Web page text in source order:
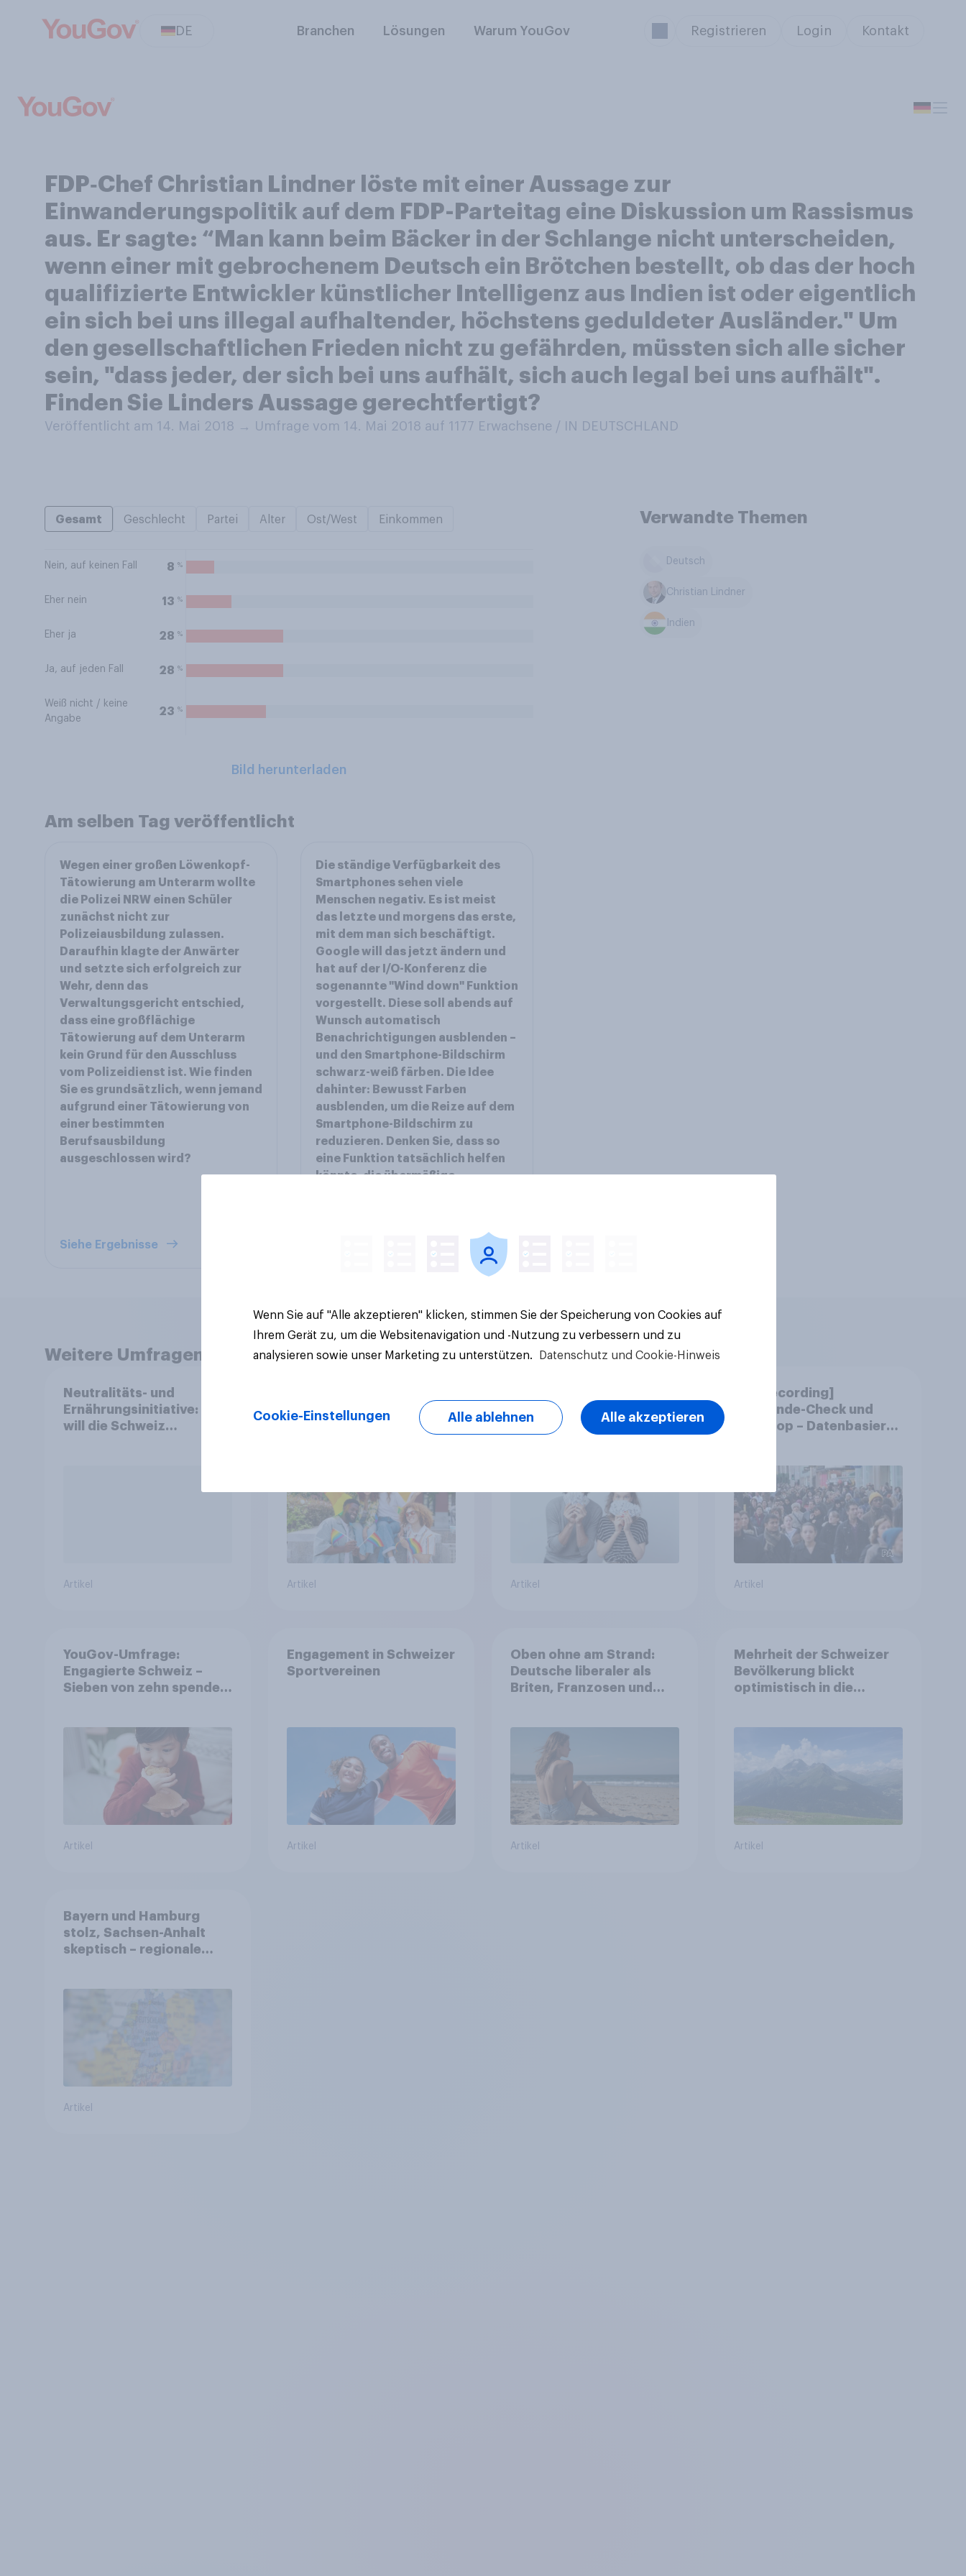
DE Branchen Lösungen Warum YouGov Registrieren Login Kontakt
FDP‑Chef Christian Lindner löste mit einer Aussage zur
Einwanderungspolitik auf dem FDP-Parteitag eine Diskussion um Rassismus
aus. Er sagte: “Man kann beim Bäcker in der Schlange nicht unterscheiden,
wenn einer mit gebrochenem Deutsch ein Brötchen bestellt, ob das der hoch
qualifizierte Entwickler künstlicher Intelligenz aus Indien ist oder eigentlich
ein sich bei uns illegal aufhaltender, höchstens geduldeter Ausländer." Um
den gesellschaftlichen Frieden nicht zu gefährden, müssten sich alle sicher
sein, "dass jeder, der sich bei uns aufhält, sich auch legal bei uns aufhält".
Finden Sie Linders Aussage gerechtfertigt?
Veröffentlicht am 14. Mai 2018 → Umfrage vom 14. Mai 2018 auf 1177 Erwachsene / IN DEUTSCHLAND
Gesamt Geschlecht Partei Alter Ost/West Einkommen
Nein, auf keinen Fall 8 %
Eher nein 13 %
Eher ja 28 %
Ja, auf jeden Fall 28 %
Weiß nicht / keine
Angabe
23 %
Bild herunterladen
Verwandte Themen
Deutsch
Christian Lindner
Indien
Am selben Tag veröffentlicht
Wegen einer großen Löwenkopf-
Tätowierung am Unterarm wollte
die Polizei NRW einen Schüler
zunächst nicht zur
Polizeiausbildung zulassen.
Daraufhin klagte der Anwärter
und setzte sich erfolgreich zur
Wehr, denn das
Verwaltungsgericht entschied,
dass eine großflächige
Tätowierung auf dem Unterarm
kein Grund für den Ausschluss
vom Polizeidienst ist. Wie finden
Sie es grundsätzlich, wenn jemand
aufgrund einer Tätowierung von
einer bestimmten
Berufsausbildung
ausgeschlossen wird?
Siehe Ergebnisse
Die ständige Verfügbarkeit des
Smartphones sehen viele
Menschen negativ. Es ist meist
das letzte und morgens das erste,
mit dem man sich beschäftigt.
Google will das jetzt ändern und
hat auf der I/O-Konferenz die
sogenannte "Wind down" Funktion
vorgestellt. Diese soll abends auf
Wunsch automatisch
Benachrichtigungen ausblenden –
und den Smartphone-Bildschirm
schwarz-weiß färben. Die Idee
dahinter: Bewusst Farben
ausblenden, um die Reize auf dem
Smartphone-Bildschirm zu
reduzieren. Denken Sie, dass so
eine Funktion tatsächlich helfen
könnte, die übermäßige
Weitere Umfragen anzeigen
Neutralitäts- und
Ernährungsinitiative: Wie
will die Schweiz
Artikel
2026: Zwischen Haltung
und Wirkung
Artikel
sprechen die Deutschen
eigentlich über Geld?
Artikel
[CH Recording]
Gemeinde-Check und
StratPop – Datenbasierte
Artikel
YouGov-Umfrage:
Engagierte Schweiz –
Sieben von zehn spenden,
Artikel
Engagement in Schweizer
Sportvereinen
Artikel
Oben ohne am Strand:
Deutsche liberaler als
Briten, Franzosen und
Artikel
Mehrheit der Schweizer
Bevölkerung blickt
optimistisch in die
Gesundheitswesen und
Altersvorsorge
Artikel
Bayern und Hamburg
stolz, Sachsen-Anhalt
skeptisch – regionale
Europa im Osten am
Artikel
Wenn Sie auf "Alle akzeptieren" klicken, stimmen Sie der Speicherung von Cookies auf
Ihrem Gerät zu, um die Websitenavigation und -Nutzung zu verbessern und zu
analysieren sowie unser Marketing zu unterstützen.
Datenschutz und Cookie-Hinweis
Cookie-Einstellungen Alle ablehnen Alle akzeptieren